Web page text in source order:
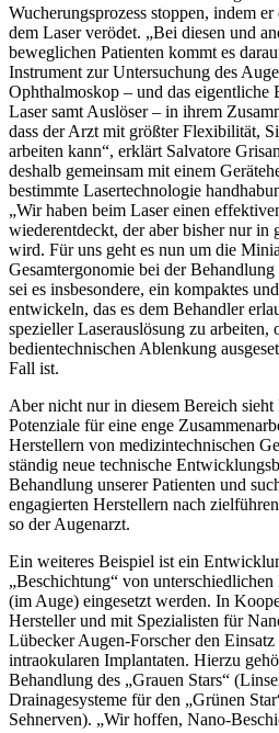
Wucherungsprozess stoppen, indem
dem Laser verödet. „Bei diesen und
beweglichen Patienten kommt es
Instrument zur Untersuchung des
Ophthalmoskop – und das eigentliche
Laser samt Auslöser – in ihrem
dass der Arzt mit größter Flexibilität,
arbeiten kann“, erklärt Salvatore
deshalb gemeinsam mit einem
bestimmte Lasertechnologie
„Wir haben beim Laser einen
wiederentdeckt, der aber bisher nur in
wird. Für uns geht es nun um die
Gesamtergonomie bei der
sei es insbesondere, ein kompaktes
entwickeln, das es dem Behandler
spezieller Laserauslösung zu arbeiten,
bedientechnischen Ablenkung
Fall ist.
Aber nicht nur in diesem Bereich
Potenziale für eine enge
Herstellern von medizintechnischen
ständig neue technische
Behandlung unserer Patienten und
engagierten Herstellern nach
so der Augenarzt.
Ein weiteres Beispiel ist ein
„Beschichtung“ von
(im Auge) eingesetzt werden. In
Hersteller und mit Spezialisten für
Lübecker Augen-Forscher den
intraokularen Implantaten. Hierzu
Behandlung des „Grauen Stars“
Drainagesysteme für den „Grünen
Sehnerven). „Wir hoffen, Nano-